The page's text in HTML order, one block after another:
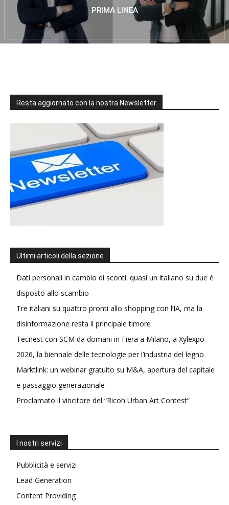
PRIMA LINEA
Resta aggiornato con la nostra Newsletter
Ultimi articoli della sezione
Dati personali in cambio di sconti: quasi un italiano su due è
disposto allo scambio
Tre italiani su quattro pronti allo shopping con l’IA, ma la
disinformazione resta il principale timore
Tecnest con SCM da domani in Fiera a Milano, a Xylexpo
2026, la biennale delle tecnologie per l’industria del legno
Marktlink: un webinar gratuito su M&A, apertura del capitale
e passaggio generazionale
Proclamato il vincitore del “Ricoh Urban Art Contest”
I nostri servizi
Pubblicità e servizi
Lead Generation
Content Providing